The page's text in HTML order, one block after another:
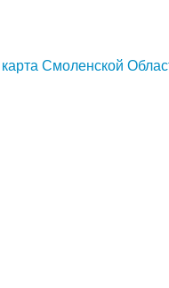
карта Смоленской